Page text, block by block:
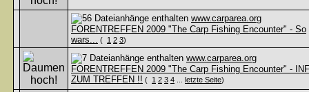
www.carparea.org
FORENTREFFEN 2009 "The Carp Fishing Encounter" - So
wars... ( 1 2 3)
www.carparea.org
FORENTREFFEN 2009 "The Carp Fishing Encounter" -
ZUM TREFFEN !! ( 1 2 3 4 letzte Seite)